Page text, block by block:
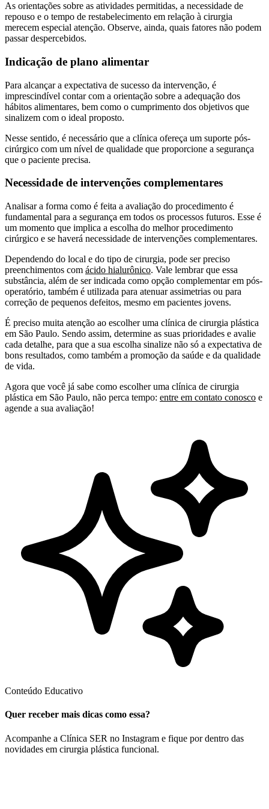
As orientações sobre as atividades permitidas, a necessidade de
repouso e o tempo de restabelecimento em relação à cirurgia
merecem especial atenção. Observe, ainda, quais fatores não podem
passar despercebidos.
Indicação de plano alimentar
Para alcançar a expectativa de sucesso da intervenção, é
imprescindível contar com a orientação sobre a adequação dos
hábitos alimentares, bem como o cumprimento dos objetivos que
sinalizem com o ideal proposto.
Nesse sentido, é necessário que a clínica ofereça um suporte pós-
cirúrgico com um nível de qualidade que proporcione a segurança
que o paciente precisa.
Necessidade de intervenções complementares
Analisar a forma como é feita a avaliação do procedimento é
fundamental para a segurança em todos os processos futuros. Esse é
um momento que implica a escolha do melhor procedimento
cirúrgico e se haverá necessidade de intervenções complementares.
Dependendo do local e do tipo de cirurgia, pode ser preciso
preenchimentos com ácido hialurônico. Vale lembrar que essa
substância, além de ser indicada como opção complementar em pós-
operatório, também é utilizada para atenuar assimetrias ou para
correção de pequenos defeitos, mesmo em pacientes jovens.
É preciso muita atenção ao escolher uma clínica de cirurgia plástica
em São Paulo. Sendo assim, determine as suas prioridades e avalie
cada detalhe, para que a sua escolha sinalize não só a expectativa de
bons resultados, como também a promoção da saúde e da qualidade
de vida.
Agora que você já sabe como escolher uma clínica de cirurgia
plástica em São Paulo, não perca tempo: entre em contato conosco e
agende a sua avaliação!
Conteúdo Educativo
Quer receber mais dicas como essa?
Acompanhe a Clínica SER no Instagram e fique por dentro das
novidades em cirurgia plástica funcional.